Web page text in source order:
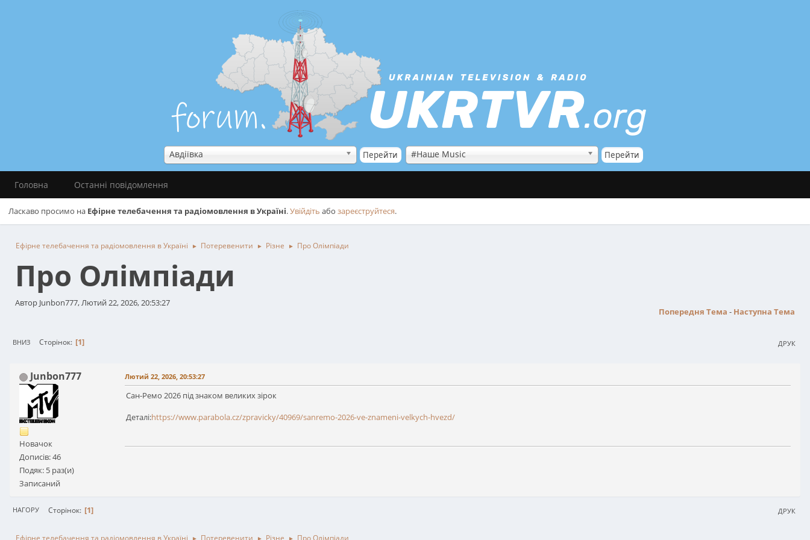
Авдіївка #Наше Music
Головна Останні повідомлення
Ласкаво просимо на Ефірне телебачення та радіомовлення в Україні.Увійдіть або зареєструйтеся.
Ефірне телебачення та радіомовлення в Україні ► Потеревенити ► Різне ► Про Олімпіади
Про Олімпіади
Автор Junbon777, Лютий 22, 2026, 20:53:27
Попередня Тема - Наступна Тема
ДРУК
ВНИЗ Сторінок 1
Junbon777
Новачок
Дописів: 46
Подяк: 5 раз(и)
Записаний
Лютий 22, 2026, 20:53:27
Сан-Ремо 2026 під знаком великих зірок
Деталі:https://www.parabola.cz/zpravicky/40969/sanremo-2026-ve-znameni-velkych-hvezd/
ДРУК
НАГОРУ Сторінок 1
Ефірне телебачення та радіомовлення в Україні ► Потеревенити ► Різне ► Про Олімпіади